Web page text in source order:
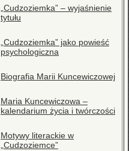
„Cudzoziemka” – wyjaśnienie
tytułu
„Cudzoziemka” jako powieść
psychologiczna
Biografia Marii Kuncewiczowej
Maria Kuncewiczowa –
kalendarium życia i twórczości
Motywy literackie w
„Cudzoziemce”